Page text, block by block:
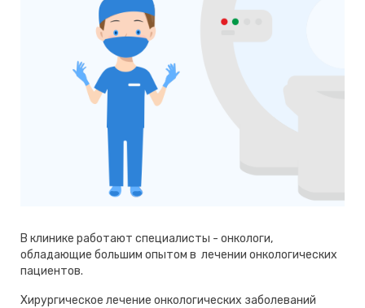
В клинике работают специалисты - онкологи,
обладающие большим опытом в лечении онкологических
пациентов.
Хирургическое лечение онкологических заболеваний